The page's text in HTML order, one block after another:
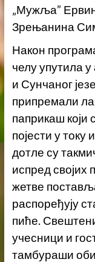
„Мужља”
Зрењанина
Након
челу упутила
и Сунчаног
припремали
паприкаш који
појести у
дотле су
испред својих
жетве
распоређују
пиће.
учесници и
тамбураши